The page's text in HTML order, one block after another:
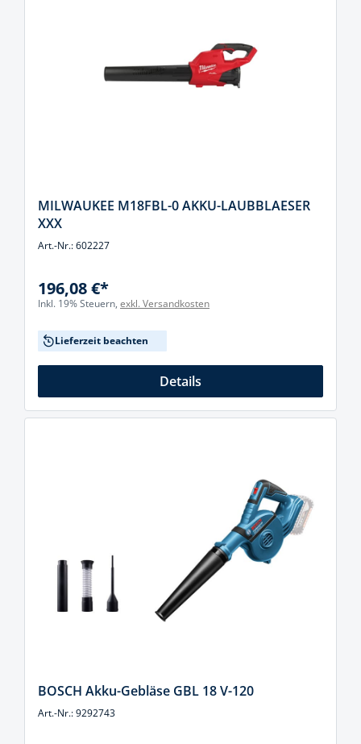
MILWAUKEE M18FBL-0 AKKU-LAUBBLAESER
XXX
Art.-Nr.: 602227
196,08 €*
Inkl. 19% Steuern, exkl. Versandkosten
Lieferzeit beachten
Details
BOSCH Akku-Gebläse GBL 18 V-120
Art.-Nr.: 9292743